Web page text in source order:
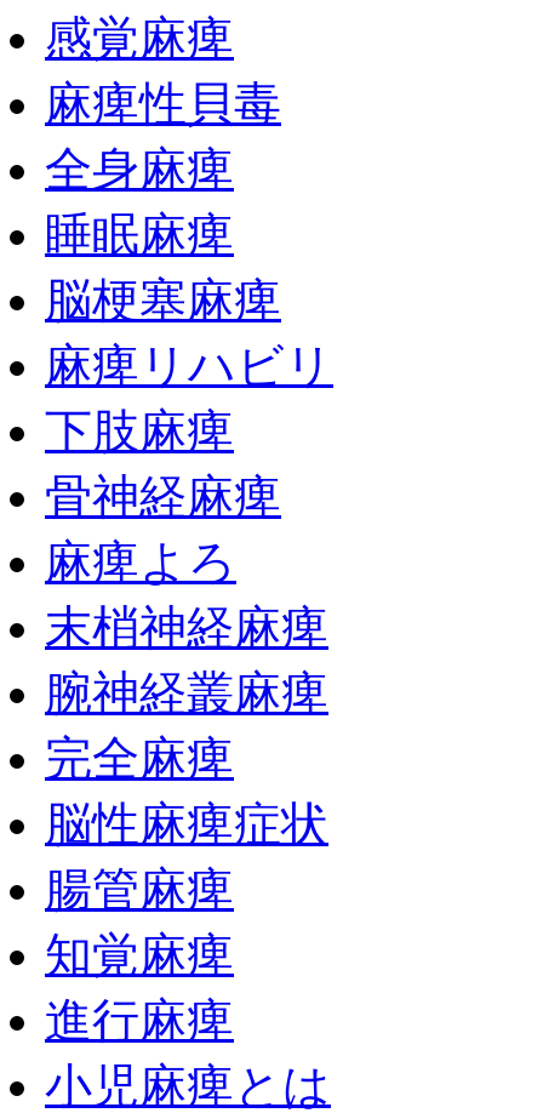
感覚麻痺
麻痺性貝毒
全身麻痺
睡眠麻痺
脳梗塞麻痺
麻痺リハビリ
下肢麻痺
骨神経麻痺
麻痺よろ
末梢神経麻痺
腕神経叢麻痺
完全麻痺
脳性麻痺症状
腸管麻痺
知覚麻痺
進行麻痺
小児麻痺とは